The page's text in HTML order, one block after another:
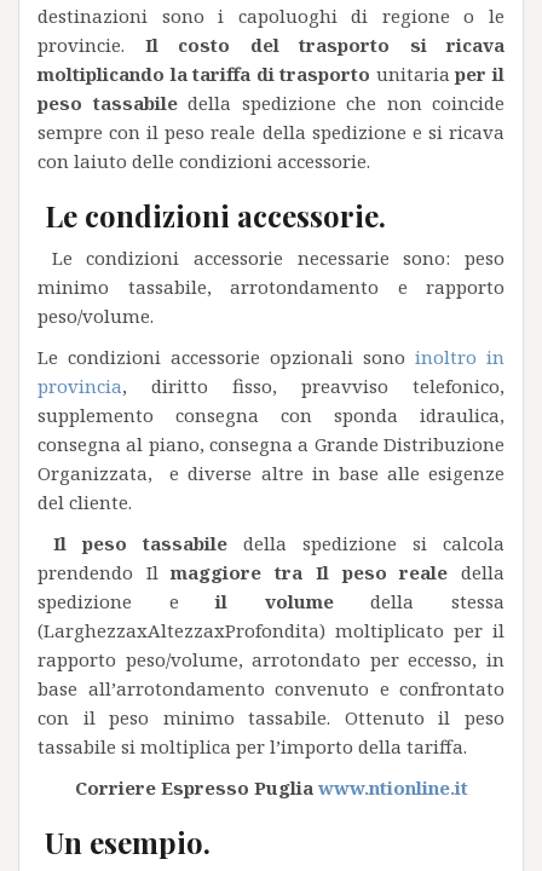
destinazioni sono i capoluoghi di regione o le
provincie. Il costo del trasporto si ricava
moltiplicando la tariffa di trasporto unitariaper il
peso tassabiledella spedizione che non coincide
sempre con il peso reale della spedizione e si ricava
con laiuto delle condizioni accessorie.
Le condizioni accessorie.
Le condizioni accessorie necessarie sono: peso
minimo tassabile, arrotondamento e rapporto
peso/volume.
Le condizioni accessorie opzionali sono inoltro in
provincia, diritto fisso, preavviso telefonico,
supplemento consegna con sponda idraulica,
consegna al piano, consegna a Grande Distribuzione
Organizzata, e diverse altre in base alle esigenze
del cliente.
Il peso tassabile della spedizione si calcola
prendendo Ilmaggiore tra Il peso reale della
spedizione eil volumedella stessa
(LarghezzaxAltezzaxProfondita) moltiplicato per il
rapporto peso/volume, arrotondato per eccesso, in
base all’arrotondamento convenuto e confrontato
con il peso minimo tassabile. Ottenuto il peso
tassabile si moltiplica per l’importo della tariffa.
Corriere Espresso Pugliawww.ntionline.it
Un esempio.